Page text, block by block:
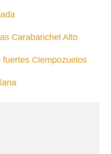
Carabanchel Alto
Ciempozuelos